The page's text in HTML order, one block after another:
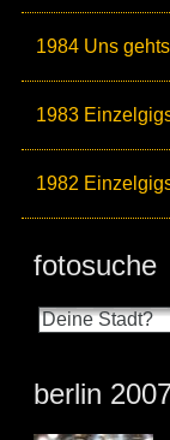
1984 Uns
1983
1982
fotosuche
berlin